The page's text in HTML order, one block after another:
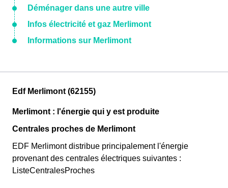
Déménager dans une autre ville
Infos électricité et gaz Merlimont
Informations sur Merlimont
Edf Merlimont (62155)
Merlimont : l'énergie qui y est produite
Centrales proches de Merlimont
EDF Merlimont distribue principalement l'énergie
provenant des centrales électriques suivantes :
ListeCentralesProches